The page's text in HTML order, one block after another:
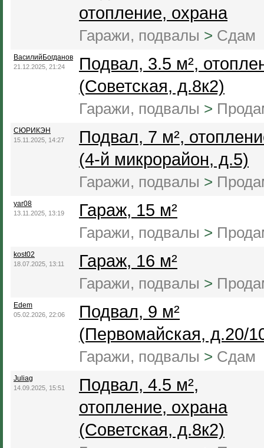
отопление, охрана
Гаражи, подвалы > Сдам
ВасилийБогданов
21.12.2025, 21:24
Подвал, 3.5 м²,
(Советская, д.8к2)
Гаражи, подвалы >
СЮРИКЭН
15.11.2025, 14:27
Подвал, 7 м²,
(4-й микрорайон, д.5)
Гаражи, подвалы >
yar08
13.11.2025, 13:19 Гараж, 15 м²
Гаражи, подвалы >
kost02
18.07.2025, 13:11 Гараж, 16 м²
Гаражи, подвалы >
Edem
05.02.2026, 22:06
Подвал, 9 м²
(Первомайская, д.20/
Гаражи, подвалы > Сдам
Juliag
14.09.2025, 15:51
Подвал, 4.5 м²,
отопление, охрана
(Советская, д.8к2)